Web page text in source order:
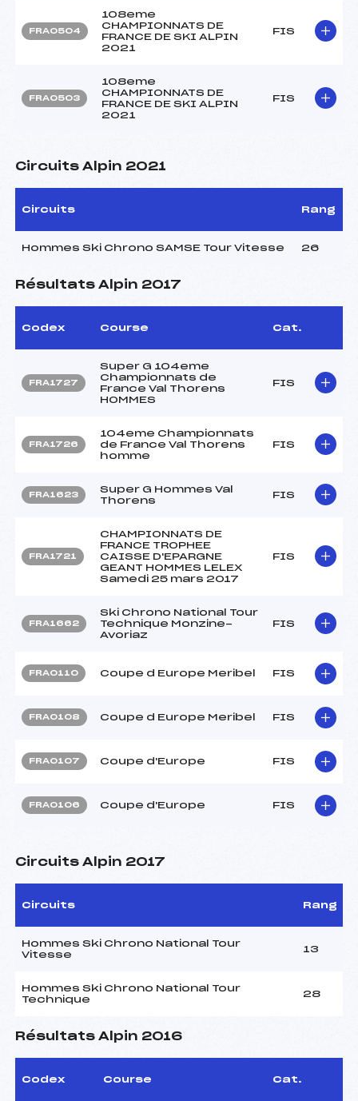
FRA0504
108eme
CHAMPIONNATS DE
FRANCE DE SKI ALPIN
2021
FIS
FRA0503
108eme
CHAMPIONNATS DE
FRANCE DE SKI ALPIN
2021
FIS
Circuits Alpin 2021
Circuits Rang
Hommes Ski Chrono SAMSE Tour Vitesse 26
Résultats Alpin 2017
Codex Course Cat.
FRA1727
Super G 104eme
Championnats de
France Val Thorens
HOMMES
FIS
FRA1726
104eme Championnats
de France Val Thorens
homme
FIS
FRA1623
Super G Hommes Val
Thorens
FIS
FRA1721
CHAMPIONNATS DE
FRANCE TROPHEE
CAISSE D'EPARGNE
GEANT HOMMES LELEX
Samedi 25 mars 2017
FIS
FRA1662
Ski Chrono National Tour
Technique Monzine-
Avoriaz
FIS
FRA0110 Coupe d Europe Meribel FIS
FRA0108 Coupe d Europe Meribel FIS
FRA0107 Coupe d'Europe FIS
FRA0106 Coupe d'Europe FIS
Circuits Alpin 2017
Circuits Rang
Hommes Ski Chrono National Tour
Vitesse
13
Hommes Ski Chrono National Tour
Technique
28
Résultats Alpin 2016
Codex Course Cat.